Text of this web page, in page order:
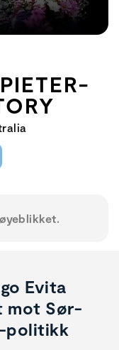
Evita
mot Sør-
politikk